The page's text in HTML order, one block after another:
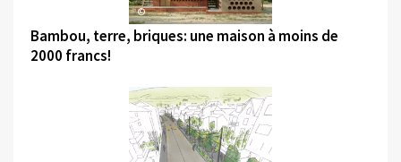
©
Bambou, terre, briques: une maison à moins de
2000 francs!